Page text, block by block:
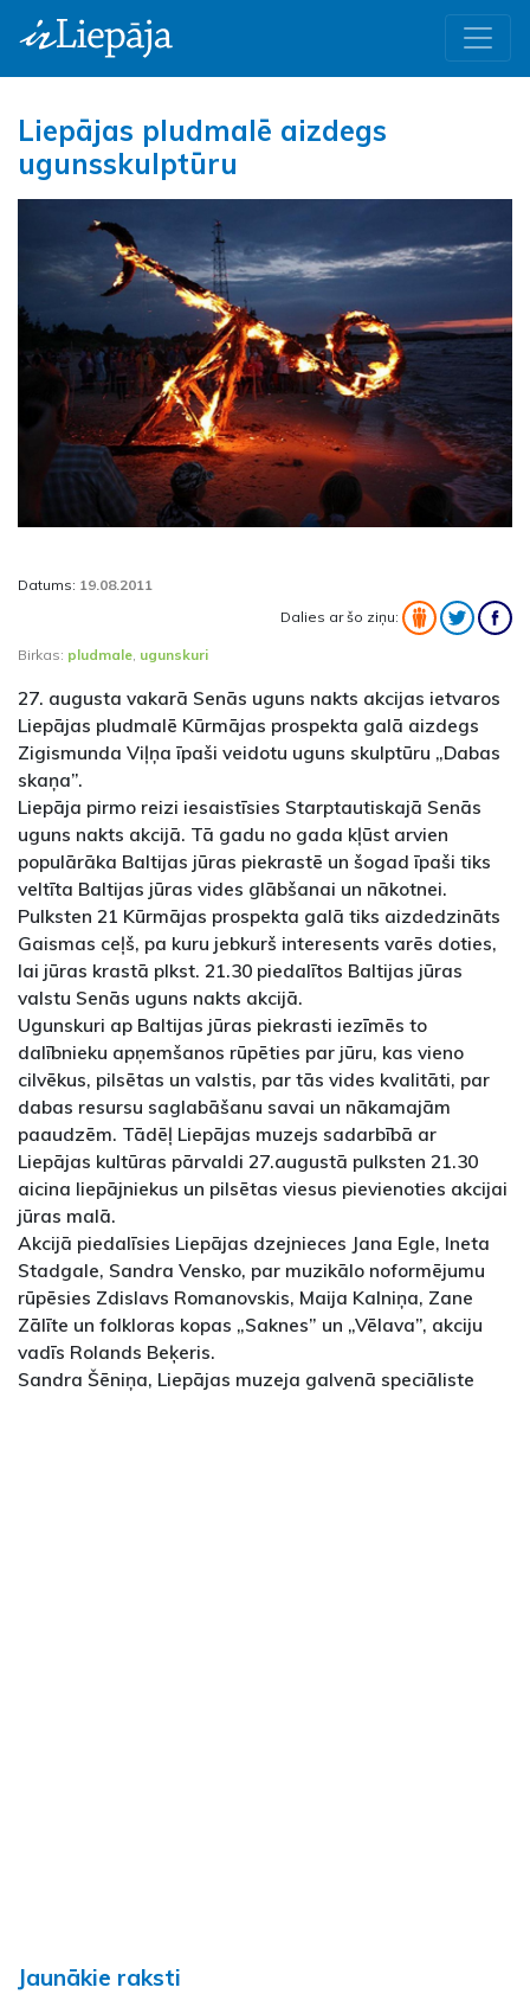
Liepājas pludmalē aizdegs
ugunsskulptūru
Datums: 19.08.2011
Dalies ar šo ziņu:
Birkas: pludmale, ugunskuri
27. augusta vakarā Senās uguns nakts akcijas ietvaros
Liepājas pludmalē Kūrmājas prospekta galā aizdegs
Zigismunda Viļņa īpaši veidotu uguns skulptūru „Dabas
skaņa”.
Liepāja pirmo reizi iesaistīsies Starptautiskajā Senās
uguns nakts akcijā. Tā gadu no gada kļūst arvien
populārāka Baltijas jūras piekrastē un šogad īpaši tiks
veltīta Baltijas jūras vides glābšanai un nākotnei.
Pulksten 21 Kūrmājas prospekta galā tiks aizdedzināts
Gaismas ceļš, pa kuru jebkurš interesents varēs doties,
lai jūras krastā plkst. 21.30 piedalītos Baltijas jūras
valstu Senās uguns nakts akcijā.
Ugunskuri ap Baltijas jūras piekrasti iezīmēs to
dalībnieku apņemšanos rūpēties par jūru, kas vieno
cilvēkus, pilsētas un valstis, par tās vides kvalitāti, par
dabas resursu saglabāšanu savai un nākamajām
paaudzēm. Tādēļ Liepājas muzejs sadarbībā ar
Liepājas kultūras pārvaldi 27.augustā pulksten 21.30
aicina liepājniekus un pilsētas viesus pievienoties akcijai
jūras malā.
Akcijā piedalīsies Liepājas dzejnieces Jana Egle, Ineta
Stadgale, Sandra Vensko, par muzikālo noformējumu
rūpēsies Zdislavs Romanovskis, Maija Kalniņa, Zane
Zālīte un folkloras kopas „Saknes” un „Vēlava”, akciju
vadīs Rolands Beķeris.
Sandra Šēniņa, Liepājas muzeja galvenā speciāliste
Jaunākie raksti